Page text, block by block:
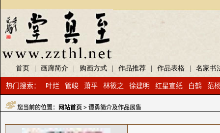
首页 画廊简介 购画方式 作品推荐 作品表格 名家书
热门搜索： 叶烂 管峻 萧平 林筱之 徐建明 红星宣纸 白鹤 范
您当前的位置： 网站首页> 谭勇简介及作品展售